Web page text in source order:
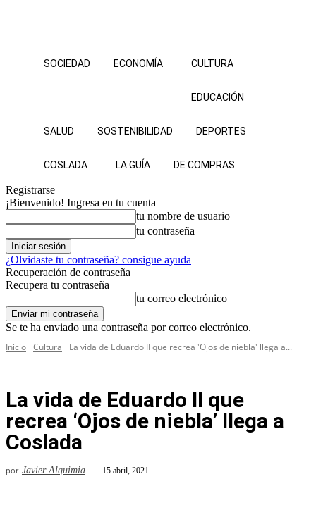
SOCIEDAD ECONOMÍA CULTURA
EDUCACIÓN
SALUD SOSTENIBILIDAD DEPORTES
COSLADA LA GUÍA DE COMPRAS
Registrarse
¡Bienvenido! Ingresa en tu cuenta
tu nombre de usuario
tu contraseña
¿Olvidaste tu contraseña? consigue ayuda
Recuperación de contraseña
Recupera tu contraseña
tu correo electrónico
Se te ha enviado una contraseña por correo electrónico.
Inicio Cultura La vida de Eduardo II que recrea 'Ojos de niebla' llega a...
La vida de Eduardo II que
recrea ‘Ojos de niebla’ llega a
Coslada
por Javier Alquimia 15 abril, 2021